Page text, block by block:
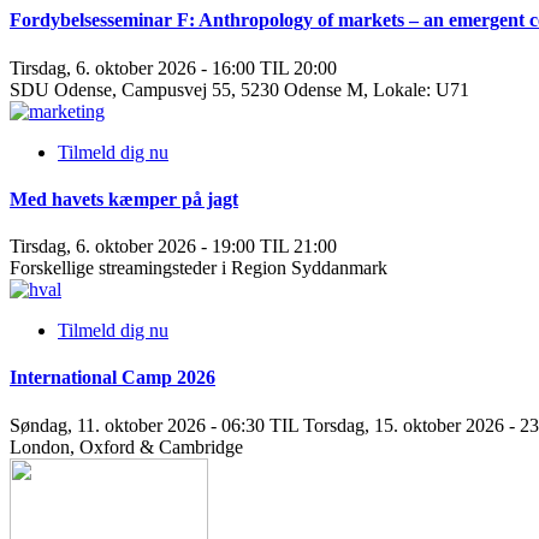
Fordybelsesseminar F: Anthropology of markets – an emergent
Tirsdag, 6. oktober 2026 - 16:00 TIL 20:00
SDU Odense, Campusvej 55, 5230 Odense M, Lokale: U71
Tilmeld dig nu
Med havets kæmper på jagt
Tirsdag, 6. oktober 2026 - 19:00 TIL 21:00
Forskellige streamingsteder i Region Syddanmark
Tilmeld dig nu
International Camp 2026
Søndag, 11. oktober 2026 - 06:30 TIL Torsdag, 15. oktober 2026 -
London, Oxford & Cambridge